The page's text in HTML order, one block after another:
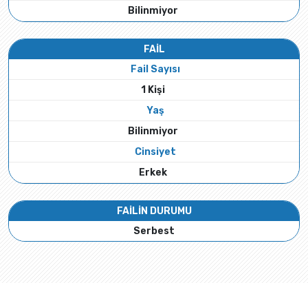
Bilinmiyor
FAİL
Fail Sayısı
1 Kişi
Yaş
Bilinmiyor
Cinsiyet
Erkek
FAİLİN DURUMU
Serbest